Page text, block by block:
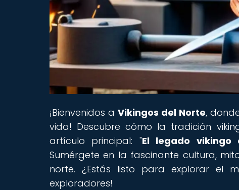
¡Bienvenidos aVikingos del Norte,
vida! Descubre cómo la tradición
artículo principal: "El legado vikingo
Sumérgete en la fascinante cultura,
norte. ¿Estás listo para explorar el
exploradores!